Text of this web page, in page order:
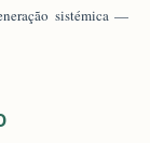
sistémica —